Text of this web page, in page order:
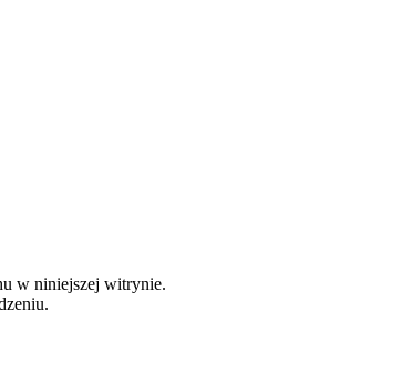
w niniejszej witrynie.